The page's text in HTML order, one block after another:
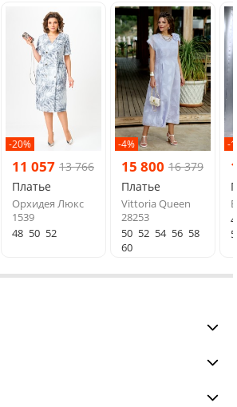
-20%
11 057 13 766
Платье
Орхидея Люкс
1539
48 50 52
-4%
15 800 16 379
Платье
Vittoria Queen
28253
50 52 54 56 58
60
-